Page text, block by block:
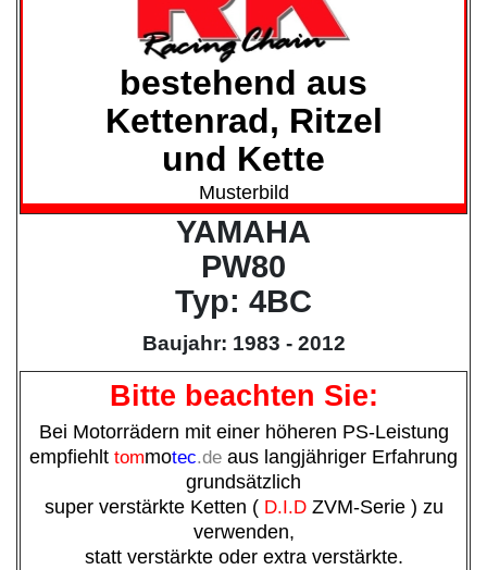
bestehend aus
Kettenrad, Ritzel
und Kette
Musterbild
YAMAHA
PW80
Typ: 4BC
Baujahr: 1983 - 2012
Bitte beachten Sie:
Bei Motorrädern mit einer höheren PS-Leistung
empfiehlt tommotec.de aus langjähriger Erfahrung
grundsätzlich
super verstärkte Ketten ( D.I.DZVM-Serie ) zu
verwenden,
statt verstärkte oder extra verstärkte.